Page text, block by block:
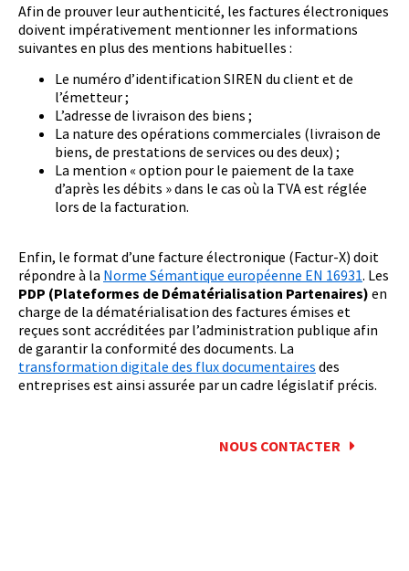
Afin de prouver leur authenticité, les factures électroniques
doivent impérativement mentionner les informations
suivantes en plus des mentions habituelles :
Le numéro d’identification SIREN du client et de
l’émetteur ;
L’adresse de livraison des biens ;
La nature des opérations commerciales (livraison de
biens, de prestations de services ou des deux) ;
La mention « option pour le paiement de la taxe
d’après les débits » dans le cas où la TVA est réglée
lors de la facturation.
Enfin, le format d’une facture électronique (Factur-X) doit
répondre à la Norme Sémantique européenne EN 16931. Les
PDP (Plateformes de Dématérialisation Partenaires) en
charge de la dématérialisation des factures émises et
reçues sont accréditées par l’administration publique afin
de garantir la conformité des documents. La
transformation digitale des flux documentaires des
entreprises est ainsi assurée par un cadre législatif précis.
NOUS CONTACTER